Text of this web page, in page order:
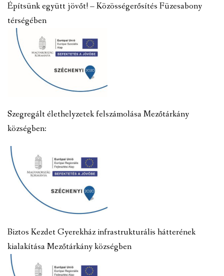
Építsünk együtt jövőt! – Közösségerősítés Füzesabony
térségében
Szegregált élethelyzetek felszámolása Mezőtárkány
községben:
Biztos Kezdet Gyerekház infrastrukturális hátterének
kialakítása Mezőtárkány községben